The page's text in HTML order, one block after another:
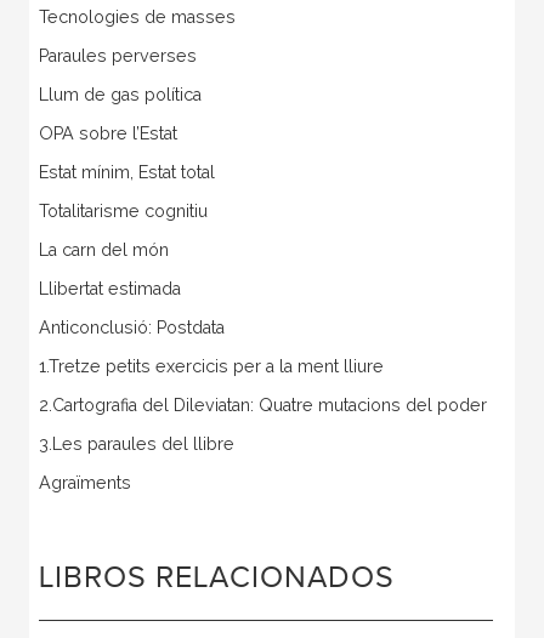
Tecnologies de masses
Paraules perverses
Llum de gas política
OPA sobre l’Estat
Estat mínim, Estat total
Totalitarisme cognitiu
La carn del món
Llibertat estimada
Anticonclusió: Postdata
1.Tretze petits exercicis per a la ment lliure
2.Cartografia del Dileviatan: Quatre mutacions del poder
3.Les paraules del llibre
Agraïments
LIBROS RELACIONADOS